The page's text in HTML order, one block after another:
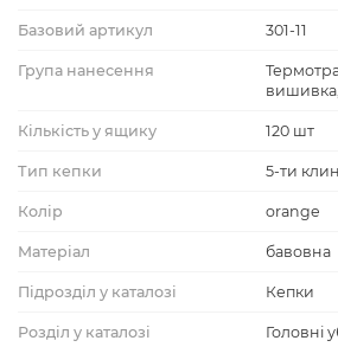
Базовий артикул 301-11
Група нанесення
Кількість у ящику 120 шт
Тип кепки 5-ти
Колір orange
Матеріал бавовна
Підрозділ у каталозі Кепки
Розділ у каталозі Головні